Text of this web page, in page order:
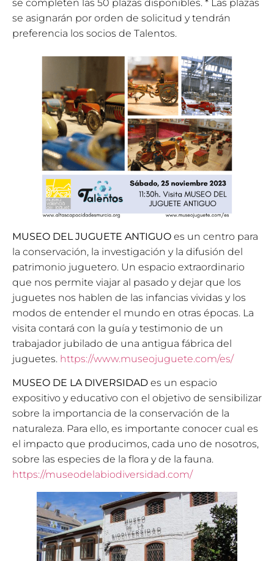
se completen las 50 plazas disponibles. * Las plazas
se asignarán por orden de solicitud y tendrán
preferencia los socios de Talentos.
MUSEO DEL JUGUETE ANTIGUO es un centro para
la conservación, la investigación y la difusión del
patrimonio juguetero. Un espacio extraordinario
que nos permite viajar al pasado y dejar que los
juguetes nos hablen de las infancias vividas y los
modos de entender el mundo en otras épocas. La
visita contará con la guía y testimonio de un
trabajador jubilado de una antigua fábrica del
juguetes. https://www.museojuguete.com/es/
MUSEO DE LA DIVERSIDAD es un espacio
expositivo y educativo con el objetivo de sensibilizar
sobre la importancia de la conservación de la
naturaleza. Para ello, es importante conocer cual es
el impacto que producimos, cada uno de nosotros,
sobre las especies de la flora y de la fauna.
https://museodelabiodiversidad.com/